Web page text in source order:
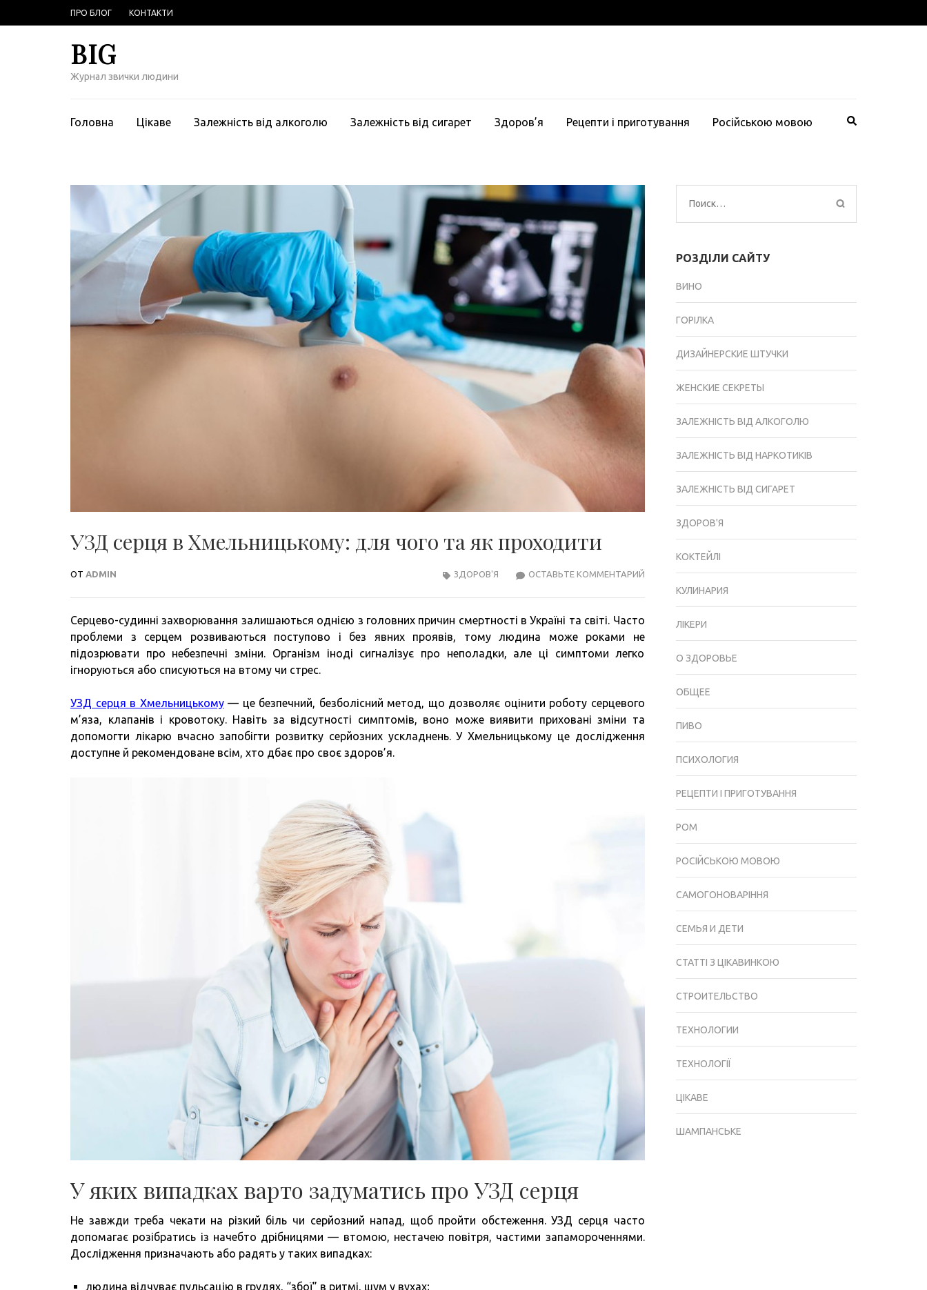
к
содержимому
ПРО БЛОГ КОНТАКТИ
BIG
Журнал звички людини
Головна Цікаве Залежність від алкоголю Залежність від сигарет Здоров’я Рецепти і приготування Російською мовою
УЗД серця в Хмельницькому: для чого та як проходити
ОТ ADMIN ОСТАВЬТЕ КОММЕНТАРИЙ
ХМЕЛЬНИЦЬКОМУ:
ДЛЯ
ПРОХОДИТИ
ЗДОРОВ'Я
Серцево-судинні захворювання залишаються однією з головних причин смертності в Україні та світі. Часто
проблеми з серцем розвиваються поступово і без явних проявів, тому людина може роками не
підозрювати про небезпечні зміни. Організм іноді сигналізує про неполадки, але ці симптоми легко
ігноруються або списуються на втому чи стрес.
УЗД серця в Хмельницькому— це безпечний, безболісний метод, що дозволяє оцінити роботу серцевого
м’яза, клапанів і кровотоку. Навіть за відсутності симптомів, воно може виявити приховані зміни та
допомогти лікарю вчасно запобігти розвитку серйозних ускладнень. У Хмельницькому це дослідження
доступне й рекомендоване всім, хто дбає про своє здоров’я.
У яких випадках варто задуматись про УЗД серця
Не завжди треба чекати на різкий біль чи серйозний напад, щоб пройти обстеження. УЗД серця часто
допомагає розібратись із начебто дрібницями — втомою, нестачею повітря, частими запамороченнями.
Дослідження призначають або радять у таких випадках:
людина відчуває пульсацію в грудях, “збої” в ритмі, шум у вухах;
Найти:
РОЗДІЛИ САЙТУ
ВИНО
ГОРІЛКА
ДИЗАЙНЕРСКИЕ ШТУЧКИ
ЖЕНСКИЕ СЕКРЕТЫ
ЗАЛЕЖНІСТЬ ВІД АЛКОГОЛЮ
ЗАЛЕЖНІСТЬ ВІД НАРКОТИКІВ
ЗАЛЕЖНІСТЬ ВІД СИГАРЕТ
ЗДОРОВ'Я
КОКТЕЙЛІ
КУЛИНАРИЯ
ЛІКЕРИ
О ЗДОРОВЬЕ
ОБЩЕЕ
ПИВО
ПСИХОЛОГИЯ
РЕЦЕПТИ І ПРИГОТУВАННЯ
РОМ
РОСІЙСЬКОЮ МОВОЮ
САМОГОНОВАРІННЯ
СЕМЬЯ И ДЕТИ
СТАТТІ З ЦІКАВИНКОЮ
СТРОИТЕЛЬСТВО
ТЕХНОЛОГИИ
ТЕХНОЛОГІЇ
ЦІКАВЕ
ШАМПАНСЬКЕ